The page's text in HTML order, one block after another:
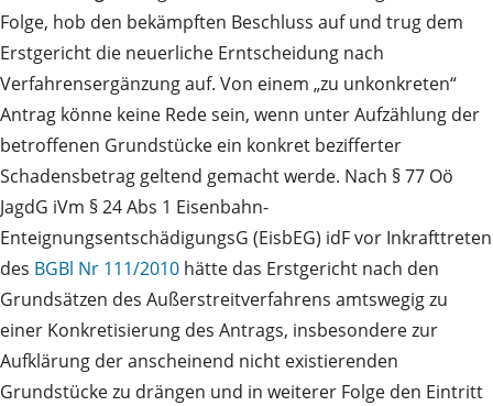
Folge, hob den bekämpften Beschluss auf und trug dem
Erstgericht die neuerliche Erntscheidung nach
Verfahrensergänzung auf. Von einem „zu unkonkreten“
Antrag könne keine Rede sein, wenn unter Aufzählung der
betroffenen Grundstücke ein konkret bezifferter
Schadensbetrag geltend gemacht werde. Nach § 77 Oö
JagdG iVm § 24 Abs 1 Eisenbahn-
EnteignungsentschädigungsG (EisbEG) idF vor Inkrafttreten
des BGBl Nr 111/2010 hätte das Erstgericht nach den
Grundsätzen des Außerstreitverfahrens amtswegig zu
einer Konkretisierung des Antrags, insbesondere zur
Aufklärung der anscheinend nicht existierenden
Grundstücke zu drängen und in weiterer Folge den Eintritt